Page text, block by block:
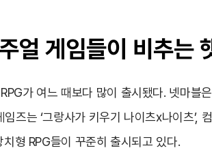
얼 게임들이 비추는
가 여느 때보다 많이 출시됐다. 넷마블
즈는 ‘그랑사가 키우기 나이츠x나이츠’,
형 RPG들이 꾸준히 출시되고 있다.